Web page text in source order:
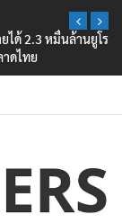
ได้ 2.3 หมื่นล้านยูโร
ดไทย